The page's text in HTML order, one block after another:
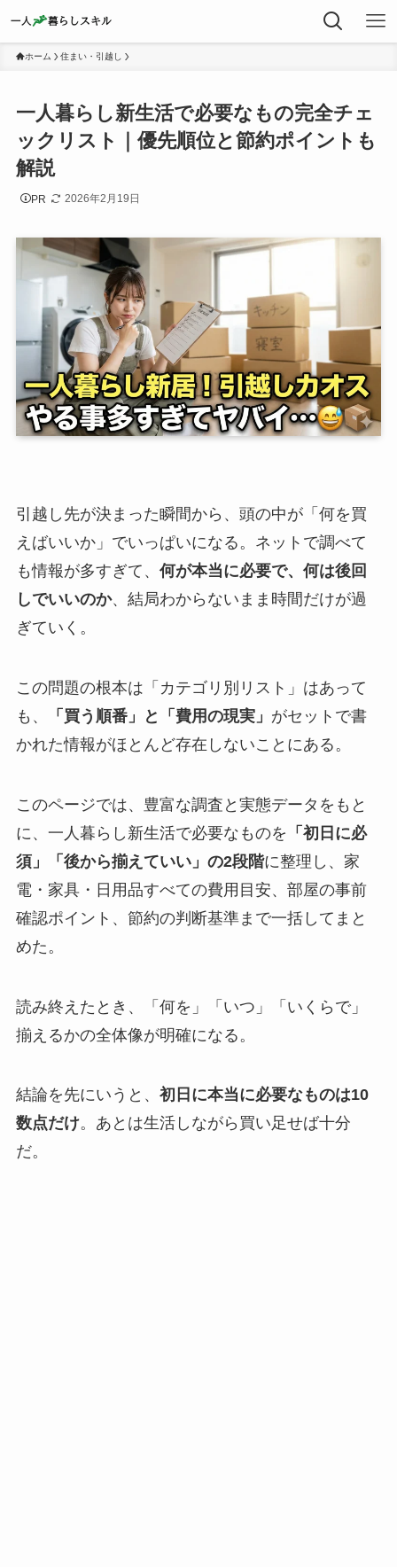
ホーム 住まい・引越し
一人暮らし新生活で必要なもの完全チェ
ックリスト｜優先順位と節約ポイントも
解説
PR 2026年2月19日
引越し先が決まった瞬間から、頭の中が「何を買
えばいいか」でいっぱいになる。ネットで調べて
も情報が多すぎて、 何が本当に必要で、何は後回
しでいいのか、結局わからないまま時間だけが過
ぎていく。
この問題の根本は「カテゴリ別リスト」はあって
も、
「買う順番」と「費用の現実」 がセットで書
かれた情報がほとんど存在しないことにある。
このページでは、豊富な調査と実態データをもと
に、一人暮らし新生活で必要なものを 「初日に必
須」「後から揃えていい」の2段階に整理し、家
電・家具・日用品すべての費用目安、部屋の事前
確認ポイント、節約の判断基準まで一括してまと
めた。
読み終えたとき、「何を」「いつ」「いくらで」
揃えるかの全体像が明確になる。
結論を先にいうと、 初日に本当に必要なものは10
数点だけ。あとは生活しながら買い足せば十分
だ。